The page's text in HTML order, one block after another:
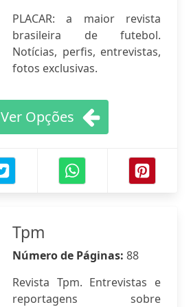
PLACAR: a maior revista
brasileira de futebol.
Notícias, perfis, entrevistas,
fotos exclusivas.
Ver Opções
Tpm
Número de Páginas: 88
Revista Tpm. Entrevistas e
reportagens sobre